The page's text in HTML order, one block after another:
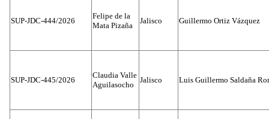
SUP-JDC-444/2026
Felipe de la
Mata Pizaña
Jalisco Guillermo Ortiz Vázquez
SUP-JDC-445/2026
Claudia Valle
Aguilasocho
Jalisco Luis Guillermo Saldaña